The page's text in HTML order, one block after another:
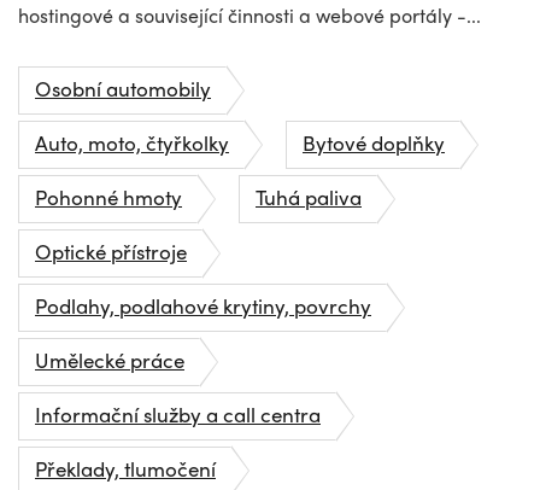
hostingové a související činnosti a webové portály -...
Osobní automobily
Auto, moto, čtyřkolky
Bytové doplňky
Pohonné hmoty
Tuhá paliva
Optické přístroje
Podlahy, podlahové krytiny, povrchy
Umělecké práce
Informační služby a call centra
Překlady, tlumočení